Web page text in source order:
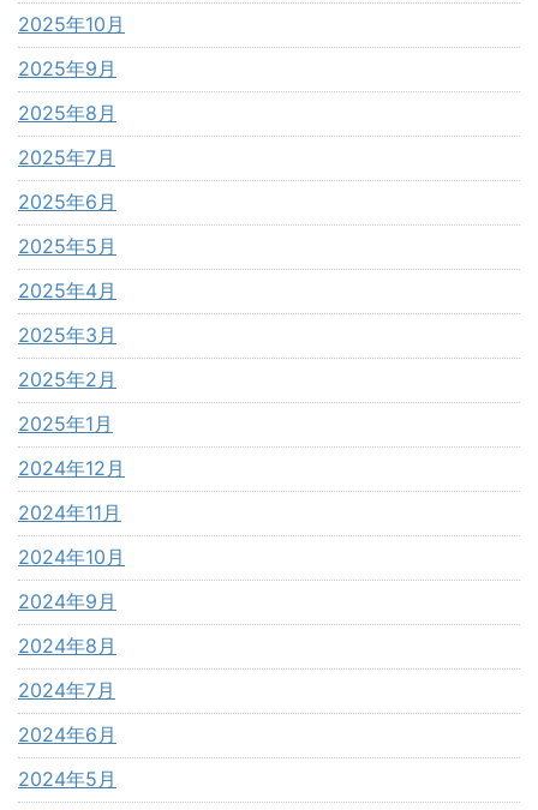
2025年10月
2025年9月
2025年8月
2025年7月
2025年6月
2025年5月
2025年4月
2025年3月
2025年2月
2025年1月
2024年12月
2024年11月
2024年10月
2024年9月
2024年8月
2024年7月
2024年6月
2024年5月